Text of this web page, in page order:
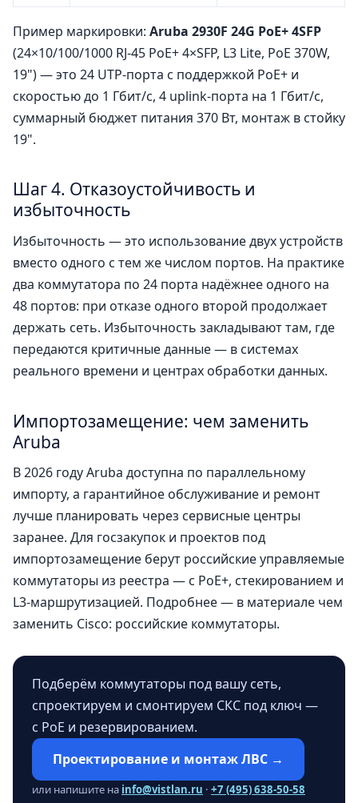
Пример маркировки: Aruba 2930F 24G PoE+ 4SFP
(24×10/100/1000 RJ-45 PoE+ 4×SFP, L3 Lite, PoE 370W,
19") — это 24 UTP-порта с поддержкой PoE+ и
скоростью до 1 Гбит/с, 4 uplink-порта на 1 Гбит/с,
суммарный бюджет питания 370 Вт, монтаж в стойку
19".
Шаг 4. Отказоустойчивость и
избыточность
Избыточность — это использование двух устройств
вместо одного с тем же числом портов. На практике
два коммутатора по 24 порта надёжнее одного на
48 портов: при отказе одного второй продолжает
держать сеть. Избыточность закладывают там, где
передаются критичные данные — в системах
реального времени и центрах обработки данных.
Импортозамещение: чем заменить
Aruba
В 2026 году Aruba доступна по параллельному
импорту, а гарантийное обслуживание и ремонт
лучше планировать через сервисные центры
заранее. Для госзакупок и проектов под
импортозамещение берут российские управляемые
коммутаторы из реестра — с PoE+, стекированием и
L3-маршрутизацией. Подробнее — в материале чем
заменить Cisco: российские коммутаторы.
Подберём коммутаторы под вашу сеть,
спроектируем и смонтируем СКС под ключ —
с PoE и резервированием.
Проектирование и монтаж ЛВС →
или напишите на info@vistlan.ru · +7 (495) 638-50-58